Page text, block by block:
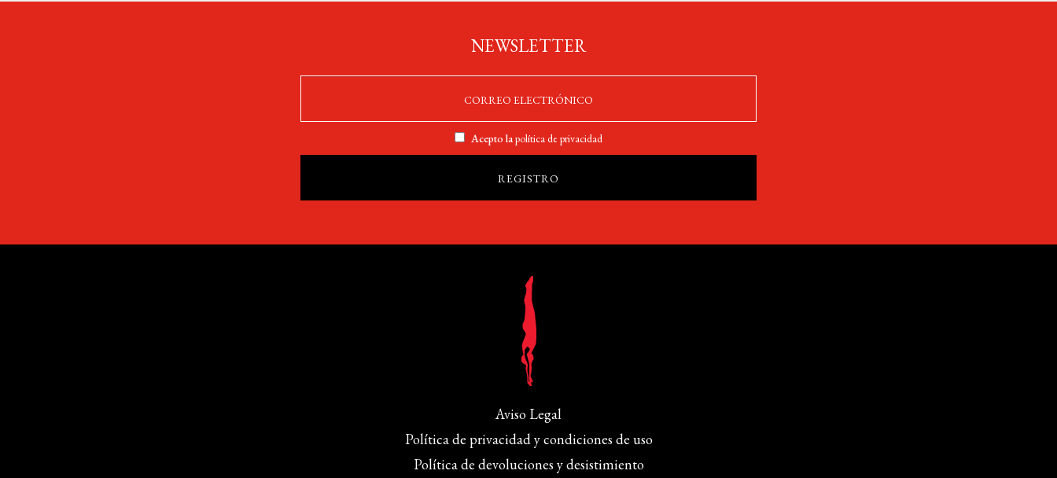
NEWSLETTER
Acepto lapolítica de privacidad
Aviso Legal
Política de privacidad y condiciones de uso
Política de devoluciones y desistimiento